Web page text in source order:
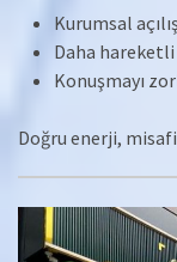
Kurumsal
Daha
Konuşmayı
Doğru enerji,